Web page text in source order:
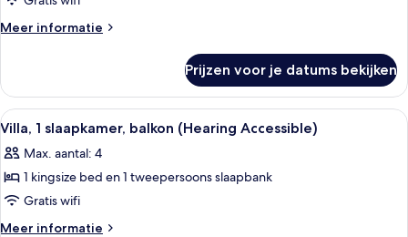
Villa
(Hearing
laden
Meer informatie
Meer
Bedroom
Smaller
Villa
Accessible)
Prijzen voor je datums bekijken
Alle
foto's
voor
Villa,
1
slaapkamer,
Hotelkamer met een zithoek, een
9
Villa, 1 slaapkamer, balkon (Hearing Accessible)
Max. aantal: 4
1 kingsize bed en 1 tweepersoons slaapbank
Gratis wifi
Meer informatie
Meer